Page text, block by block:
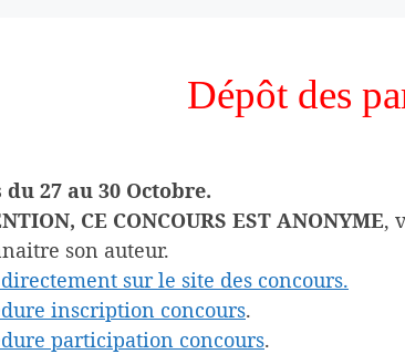
Dépôt des
du 27 au 30 Octobre.
CE CONCOURS EST ANONYME,
son auteur.
sur le site des concours.
inscription concours.
participation concours.